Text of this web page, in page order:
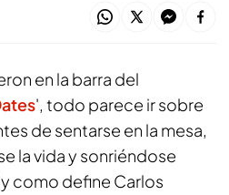
en la barra del
', todo parece ir sobre
de sentarse en la mesa,
la vida y sonriéndose
como define Carlos